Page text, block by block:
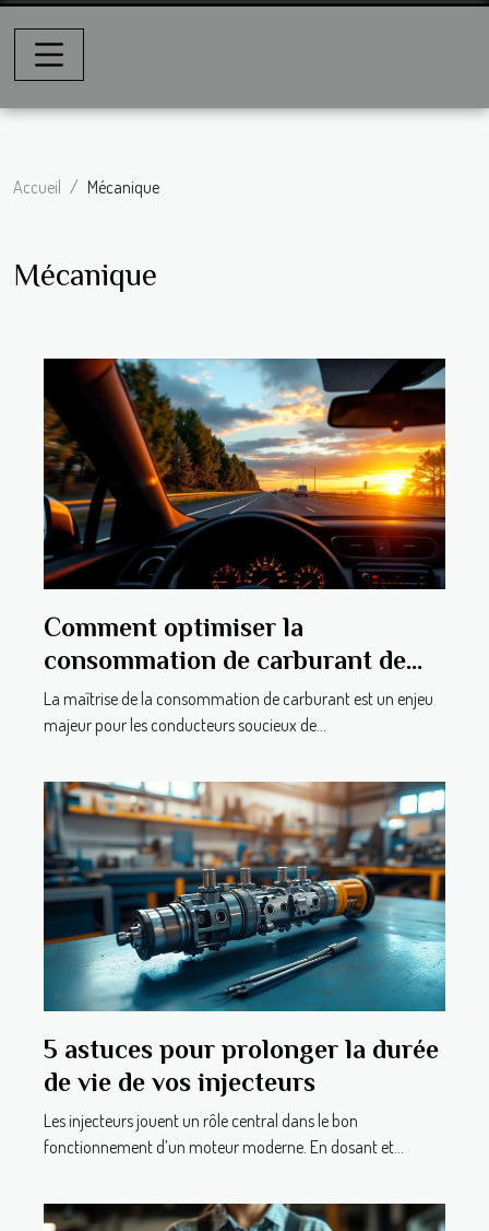
Accueil Mécanique
Mécanique
Comment optimiser la
consommation de carburant de
votre véhicule ?
La maîtrise de la consommation de carburant est un enjeu
majeur pour les conducteurs soucieux de...
5 astuces pour prolonger la durée
de vie de vos injecteurs
Les injecteurs jouent un rôle central dans le bon
fonctionnement d’un moteur moderne. En dosant et...